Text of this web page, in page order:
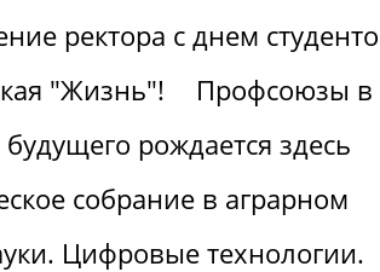
ректора с днем
"Жизнь"!
Профсоюзы в
рождается здесь
собрание в аграрном
Цифровые технологии.